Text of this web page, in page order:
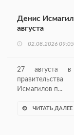
Денис
августа
02.08.2026 09:05
27 августа в
Исмагилов п...
ЧИТАТЬ ДАЛЕЕ